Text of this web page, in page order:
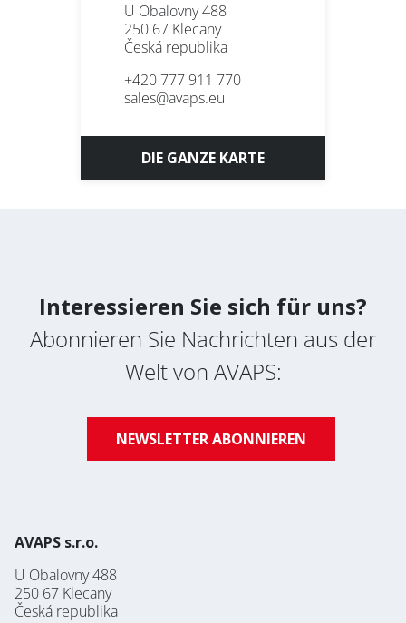
LACKIEREREI
U Obalovny 488
250 67 Klecany
Česká republika
+420 777 911 770
sales@avaps.eu
DIE GANZE KARTE
Interessieren Sie sich für uns?
Abonnieren Sie Nachrichten aus der
Welt von AVAPS:
NEWSLETTER ABONNIEREN
AVAPS s.r.o.
U Obalovny 488
250 67 Klecany
Česká republika